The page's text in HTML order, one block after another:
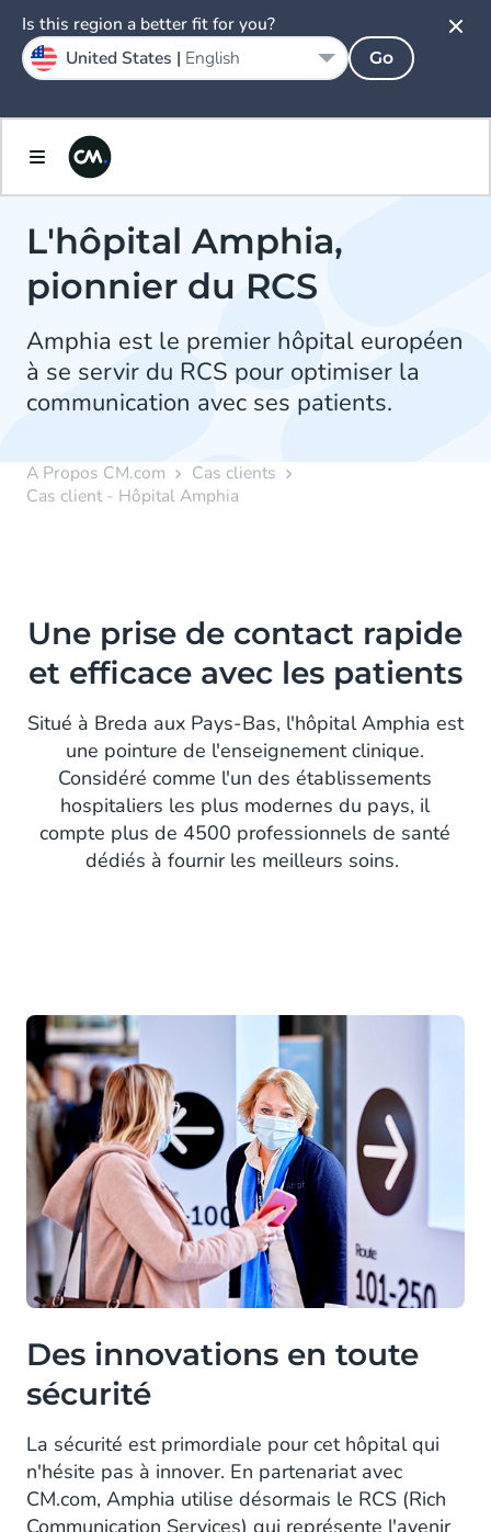
L'hôpital Amphia,
pionnier du RCS
Amphia est le premier hôpital européen
à se servir du RCS pour optimiser la
communication avec ses patients.
A Propos CM.com
Cas clients
Cas client - Hôpital Amphia
Une prise de contact rapide
et efficace avec les patients
Situé à Breda aux Pays-Bas, l'hôpital Amphia est
une pointure de l'enseignement clinique.
Considéré comme l'un des établissements
hospitaliers les plus modernes du pays, il
compte plus de 4500 professionnels de santé
dédiés à fournir les meilleurs soins.
Des innovations en toute
sécurité
La sécurité est primordiale pour cet hôpital qui
n'hésite pas à innover. En partenariat avec
CM.com, Amphia utilise désormais le RCS (Rich
Communication Services) qui représente l'avenir
Is this region a better fit for you?
United States | English Go